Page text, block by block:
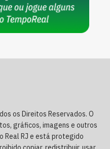
os Direitos Reservados. O
gráficos, imagens e outros
Real RJ e está protegido